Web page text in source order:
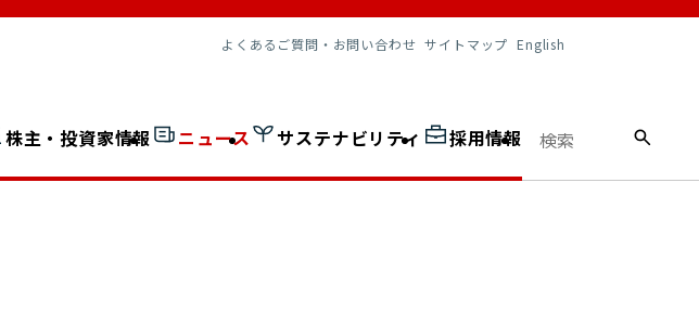
よくあるご質問・お問い合わせ サイトマップ English
株主・投資家情報 ニュース サステナビリティ 採用情報